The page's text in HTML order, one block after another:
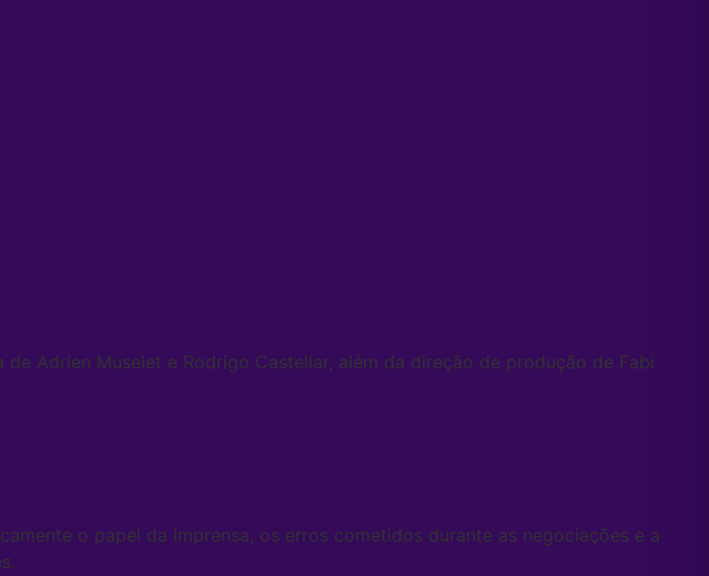
Adrien Muselet e Rodrigo Castellar, além da direção de produção de Fabi
o papel da imprensa, os erros cometidos durante as negociações e a